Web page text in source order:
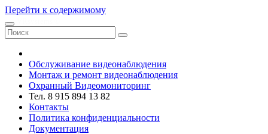
Перейти к содержимому
Обслуживание видеонаблюдения
Монтаж и ремонт видеонаблюдения
Охранный Видеомониторинг
Тел. 8 915 894 13 82
Контакты
Политика конфиденциальности
Документация